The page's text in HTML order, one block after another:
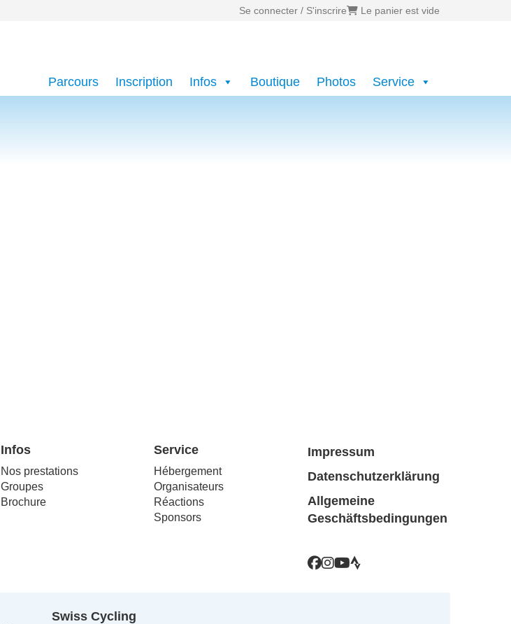
Se connecter / S'inscrire Le panier est vide
Parcours Inscription Infos Boutique Photos Service
Infos
Nos prestations
Groupes
Brochure
Service
Hébergement
Organisateurs
Réactions
Sponsors
Impressum
Datenschutzerklärung
Allgemeine
Geschäftsbedingungen
Swiss Cycling